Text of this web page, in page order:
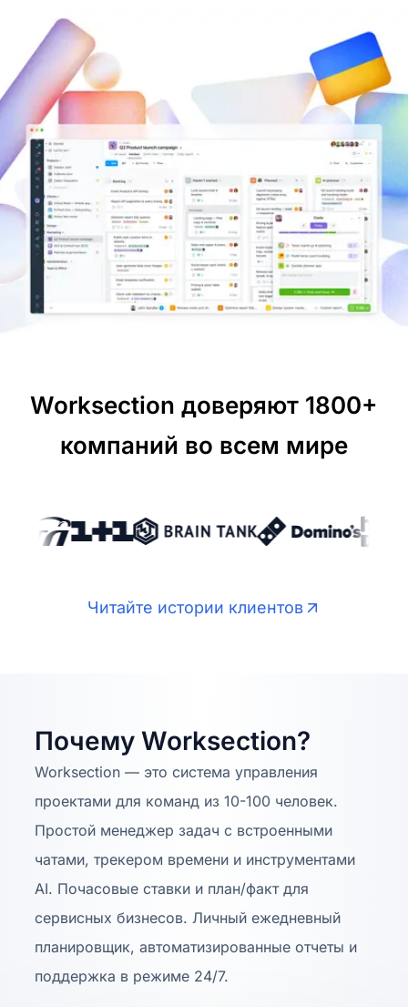
Worksection доверяют 1800+
компаний во всем мире
Читайте истории клиентов
Почему Worksection?
Worksection — это система управления
проектами для команд из 10-100 человек.
Простой менеджер задач с встроенными
чатами, трекером времени и инструментами
AI. Почасовые ставки и план/факт для
сервисных бизнесов. Личный ежедневный
планировщик, автоматизированные отчеты и
поддержка в режиме 24/7.